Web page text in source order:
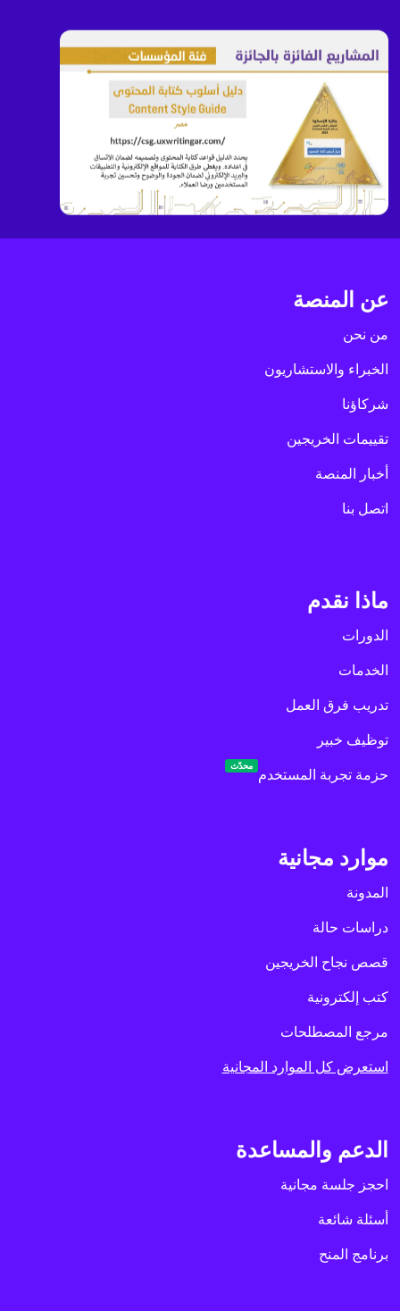
عن المنصة
من نحن
الخبراء والاستشاريون
شركاؤنا
تقييمات الخريجين
أخبار المنصة
اتصل بنا
ماذا نقدم
الدورات
الخدمات
تدريب فرق العمل
توظيف خبير
حزمة تجربة المستخدم
محدّث
موارد مجانية
المدونة
دراسات حالة
قصص نجاح الخريجين
كتب إلكترونية
مرجع المصطلحات
استعرض كل الموارد المجانية
الدعم والمساعدة
احجز جلسة مجانية
أسئلة شائعة
برنامج المنح